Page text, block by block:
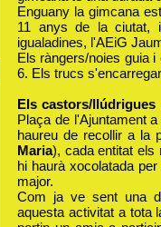
Enguany la gimcana
11 anys de la ciutat,
igualadines, l'AEiG
Els ràngers/noies guia
6. Els trucs
Els castors/
Plaça de l'Ajuntament
haureu de recollir a la
Maria), cada entitat els
hi haurà xocolatada
major.
Com ja ve sent una
aquesta activitat a tota